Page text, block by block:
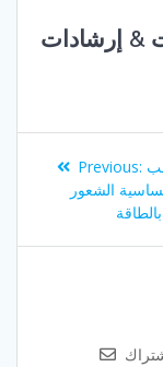
& إرشادات
PostPrevious:
الشعور
بالطاقة